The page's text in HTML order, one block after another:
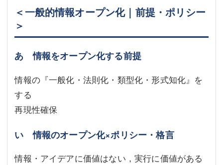
＜一般的情報オープン化｜前提・ポリシー
＞
あ 情報をオープン化する前提
情報の『一般化・法則化・類型化・形式知化』を
する
再現性確保
い 情報のオープン化×ポリシー・格言
情報・アイデアに価値はない，実行に価値がある